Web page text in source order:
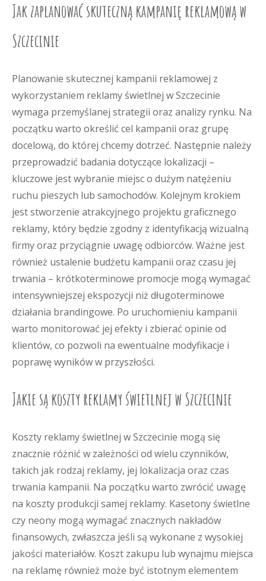
Jak zaplanować skuteczną kampanię reklamową w
Szczecinie
Planowanie skutecznej kampanii reklamowej z
wykorzystaniem reklamy świetlnej w Szczecinie
wymaga przemyślanej strategii oraz analizy rynku. Na
początku warto określić cel kampanii oraz grupę
docelową, do której chcemy dotrzeć. Następnie należy
przeprowadzić badania dotyczące lokalizacji –
kluczowe jest wybranie miejsc o dużym natężeniu
ruchu pieszych lub samochodów. Kolejnym krokiem
jest stworzenie atrakcyjnego projektu graficznego
reklamy, który będzie zgodny z identyfikacją wizualną
firmy oraz przyciągnie uwagę odbiorców. Ważne jest
również ustalenie budżetu kampanii oraz czasu jej
trwania – krótkoterminowe promocje mogą wymagać
intensywniejszej ekspozycji niż długoterminowe
działania brandingowe. Po uruchomieniu kampanii
warto monitorować jej efekty i zbierać opinie od
klientów, co pozwoli na ewentualne modyfikacje i
poprawę wyników w przyszłości.
Jakie są koszty reklamy świetlnej w Szczecinie
Koszty reklamy świetlnej w Szczecinie mogą się
znacznie różnić w zależności od wielu czynników,
takich jak rodzaj reklamy, jej lokalizacja oraz czas
trwania kampanii. Na początku warto zwrócić uwagę
na koszty produkcji samej reklamy. Kasetony świetlne
czy neony mogą wymagać znacznych nakładów
finansowych, zwłaszcza jeśli są wykonane z wysokiej
jakości materiałów. Koszt zakupu lub wynajmu miejsca
na reklamę również może być istotnym elementem